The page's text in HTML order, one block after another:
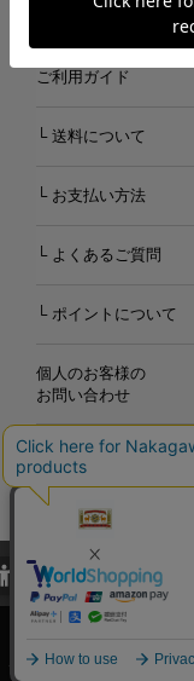
LINE
ご利用ガイド
└ 送料について
└ お支払い方法
└ よくあるご質問
└ ポイントについて
個人のお客様の
お問い合わせ
Copyright©2000-2026
Nakagawa Masashichi
当サイトでは、当サイ
び利便性向上のために
関しては「プライバシー
承諾する